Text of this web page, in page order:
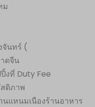
ม
จันทร์ (
ดจีน
งที่ Duty Fee
ดิภาพ
แหนมเนืองร้านอาหาร